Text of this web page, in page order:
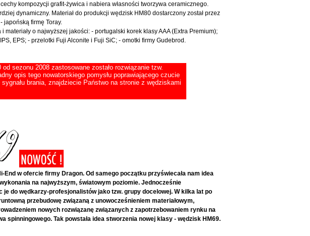
kompozycji grafit-żywica i nabiera własności tworzywa ceramicznego.
dynamiczny. Materiał do produkcji wędzisk HM80 dostarczony został przez
firmę Toray.
o najwyższej jakości: - portugalski korek klasy AAA (Extra Premium);
EPS; - przelotki Fuji Alconite i Fuji SiC; - omotki firmy Gudebrod.
sezonu 2008 zastosowane zostało rozwiązanie tzw.
opis tego nowatorskiego pomysłu poprawiającego czucie
brania, znajdziecie Państwo na stronie z wędziskami
w ofercie firmy Dragon. Od samego początku przyświecała nam idea
na najwyższym, światowym poziomie. Jednocześnie
do wędkarzy-profesjonalistów jako tzw. grupy docelowej. W kilka lat po
przebudowę związaną z unowocześnieniem materiałowym,
nowych rozwiązanę związanych z zapotrzebowaniem rynku na
spinningowego. Tak powstała idea stworzenia nowej klasy - wędzisk HM69.